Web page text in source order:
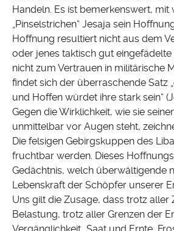
Handeln. Es ist bemerkenswert, mit
„Pinselstrichen“ Jesaja sein
Hoffnung resultiert nicht aus dem
oder jenes taktisch gut
nicht zum Vertrauen in militärische
findet sich der überraschende Satz
und Hoffen würdet ihre stark sein“
Gegen die Wirklichkeit, wie sie
unmittelbar vor Augen steht,
Die felsigen Gebirgskuppen des
fruchtbar werden. Dieses
Gedächtnis, welch überwältigende
Lebenskraft der Schöpfer unserer
Uns gilt die Zusage, dass trotz aller
Belastung, trotz aller Grenzen der